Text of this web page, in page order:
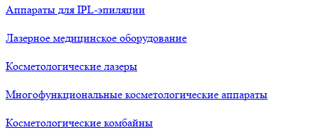
Аппараты для IPL-эпиляции
Лазерное медицинское оборудование
Косметологические лазеры
Многофункциональные косметологические аппараты
Косметологические комбайны